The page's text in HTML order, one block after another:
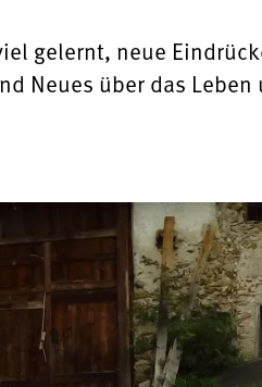
gelernt, neue
Neues über das Leben